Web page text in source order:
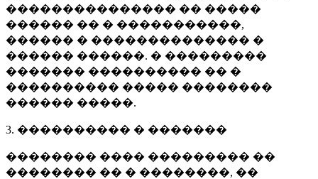
��������������� �� �����
������ �� � �����������,
������ � �������������� �
������ ������. � ���������
������� ���������� �� �
���������� ����� ��������
������ �����.
3. ���������� � �������
�������� ���� ��������� ��
�������� �� � ��������, ��